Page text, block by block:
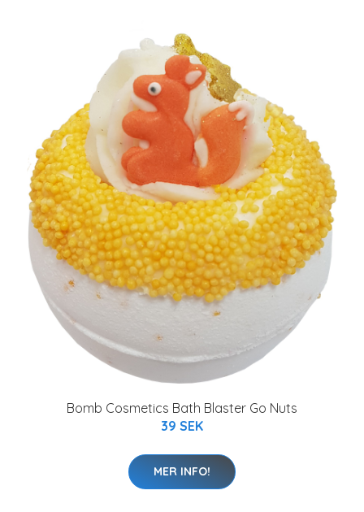
Bomb Cosmetics Bath Blaster Go Nuts
39 SEK
MER INFO!